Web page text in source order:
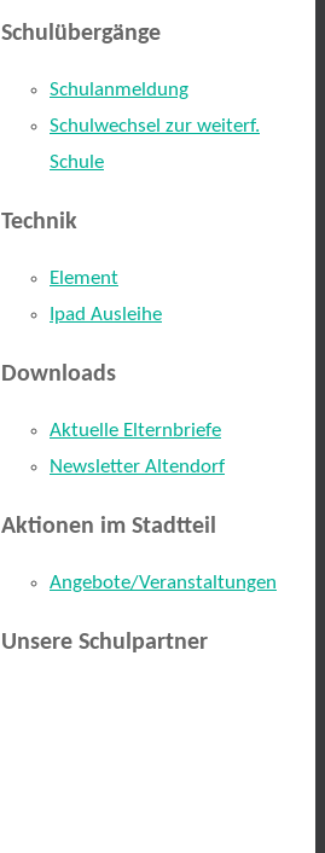
Schulübergänge
Schulanmeldung
Schulwechsel zur weiterf.
Schule
Technik
Element
Ipad Ausleihe
Downloads
Aktuelle Elternbriefe
Newsletter Altendorf
Aktionen im Stadtteil
Angebote/Veranstaltungen
Unsere Schulpartner